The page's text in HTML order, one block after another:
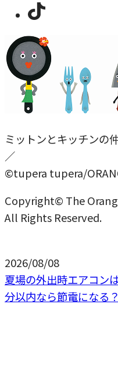
ミットンとキッチンの
／
©tupera tupera/
Copyright© The
All Rights Reserved.
2026/08/08
夏場の外出時エアコン
分以内なら節電になる